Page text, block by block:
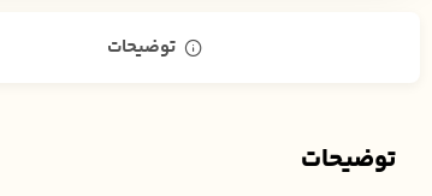
توضیحات
توضیحات